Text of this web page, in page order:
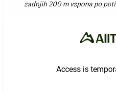
zadnjih 200 m vzpona po